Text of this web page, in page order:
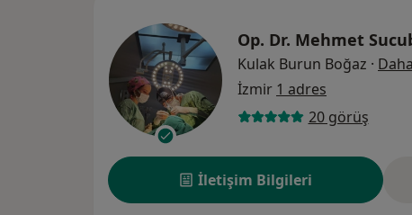
Op. Dr. Mehmet
Kulak Burun Boğaz ·
İzmir 1 adres
20 görüş
İletişim Bilgileri